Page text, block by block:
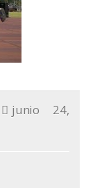
junio 24,